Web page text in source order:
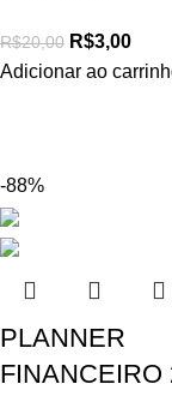
R$20,00 R$3,00
Adicionar ao
-88%
PLANNER
FINANCEIRO